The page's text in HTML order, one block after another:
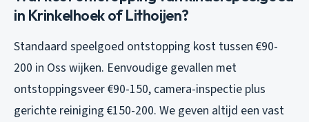
in Krinkelhoek of Lithoijen?
Standaard speelgoed ontstopping kost tussen €90-
200 in Oss wijken. Eenvoudige gevallen met
ontstoppingsveer €90-150, camera-inspectie plus
gerichte reiniging €150-200. We geven altijd een vast